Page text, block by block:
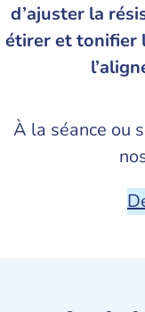
d’ajuster la
étirer et tonifier
À la séance ou